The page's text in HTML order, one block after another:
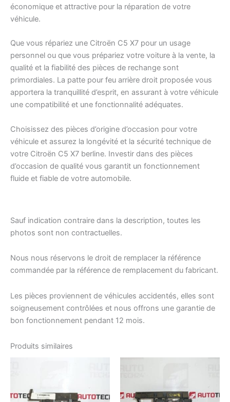
économique et attractive pour la réparation de votre
véhicule.
Que vous répariez une Citroën C5 X7 pour un usage
personnel ou que vous prépariez votre voiture à la vente, la
qualité et la fiabilité des pièces de rechange sont
primordiales. La patte pour feu arrière droit proposée vous
apportera la tranquillité d’esprit, en assurant à votre véhicule
une compatibilité et une fonctionnalité adéquates.
Choisissez des pièces d’origine d’occasion pour votre
véhicule et assurez la longévité et la sécurité technique de
votre Citroën C5 X7 berline. Investir dans des pièces
d’occasion de qualité vous garantit un fonctionnement
fluide et fiable de votre automobile.
Sauf indication contraire dans la description, toutes les
photos sont non contractuelles.
Nous nous réservons le droit de remplacer la référence
commandée par la référence de remplacement du fabricant.
Les pièces proviennent de véhicules accidentés, elles sont
soigneusement contrôlées et nous offrons une garantie de
bon fonctionnement pendant 12 mois.
Produits similaires